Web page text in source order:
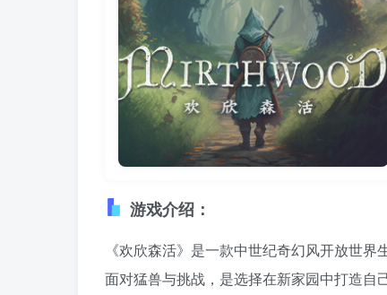
游戏介绍：
《欢欣森活》是一款中世纪奇幻风开放世
面对猛兽与挑战，是选择在新家园中打造